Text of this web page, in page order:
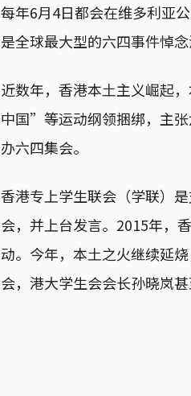
每年6月4日都会在维多利亚
是全球最大型的六四事件悼念
近数年，香港本土主义崛起
中国”等运动纲领捆绑，主
办六四集会。
香港专上学生联会（学联）
会，并上台发言。2015年，
动。今年，本土之火继续延
会，港大学生会会长孙晓岚